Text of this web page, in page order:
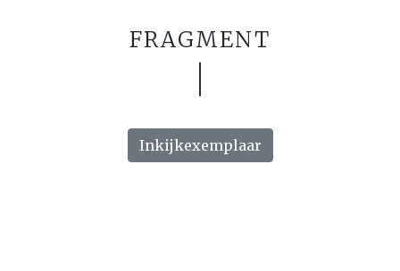
FRAGMENT
Inkijkexemplaar